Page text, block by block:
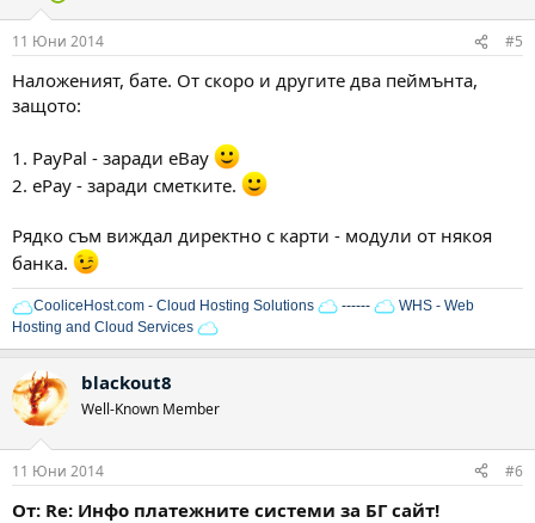
11 Юни 2014 #5
Наложеният, бате. От скоро и другите два пеймънта,
защото:
1. PayPal - заради eBay
2. ePay - заради сметките.
Рядко съм виждал директно с карти - модули от някоя
банка.
CooliceHost.com - Cloud Hosting Solutions ------
WHS - Web
Hosting and Cloud Services
blackout8
Well-Known Member
11 Юни 2014 #6
От: Re: Инфо платежните системи за БГ сайт!